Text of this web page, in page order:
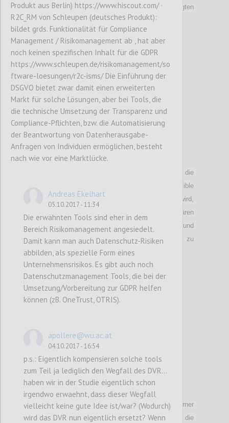
Perturbationsdaten die Privacy der beteiligten
Personen gewahrt bleibt.
P38
Speziell im Fall von Sensordaten kann die
Einteilung, ob es sich bei den Daten um sensible
Informationen handelt, nicht trivial sein. Hier wird,
unter Umständen branchenspezifisch, zu klären
sein, wodurch sich Quasi Identifier auszeichnen und
generelle Kriterien festzulegen, wie diese zu
erkennen und mit ihnen umzugehen ist.
P39
Entstehen im Rahmen interner
Datenverarbeitung sensitive Datenströme durch die
Produkt aus Berlin) https://www.hiscout.com/ ·
R2C_RM von Schleupen (deutsches Produkt):
bildet grds. Funktionalität für Compliance
Management / Risikomanagement ab , hat aber
noch keinen spezifischen Inhalt für die GDPR
https://www.schleupen.de/risikomanagement/so
ftware-loesungen/r2c-isms/ Die Einführung der
DSGVO bietet zwar damit einen erweiterten
Markt für solche Lösungen, aber bei Tools, die
die technische Umsetzung der Transparenz und
Compliance-Pflichten, bzw. die Automatisierung
der Beantwortung von Datenherausgabe-
Anfragen von Individuen ermöglichen, besteht
nach wie vor eine Marktlücke.
Andreas Ekelhart
05.10.2017 - 11:34
Die erwähnten Tools sind eher in dem
Bereich Risikomanagement angesiedelt.
Damit kann man auch Datenschutz-Risiken
abbilden, als spezielle Form eines
Unternehmensrisikos. Es gibt auch noch
Datenschutzmanagement Tools, die bei der
Umsetzung/Vorbereitung zur GDPR helfen
können (zB. OneTrust, OTRIS).
apollere@wu.ac.at
04.10.2017 - 16:54
p.s.: Eigentlich kompensieren solche tools
zum Teil ja lediglich den Wegfall des DVR…
haben wir in der Studie eigentlich schon
irgendwo erwaehnt, dass dieser Wegfall
vielleicht keine gute Idee ist/war? (Wodurch)
wird das DVR nun eigentlich ersetzt? Wenn